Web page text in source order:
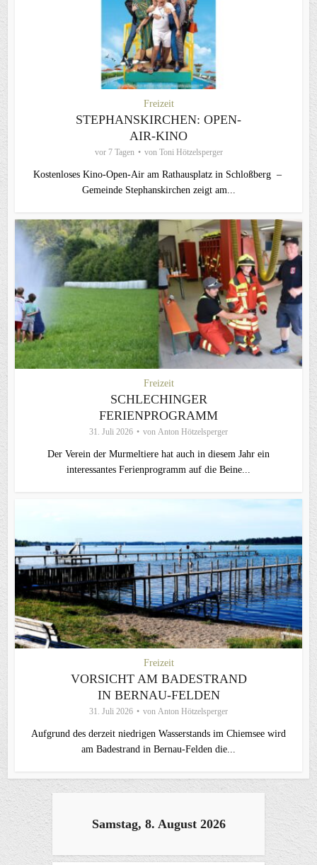
Freizeit
STEPHANSKIRCHEN: OPEN-
AIR-KINO
vor 7 Tagen von Toni Hötzelsperger
Kostenloses Kino-Open-Air am Rathausplatz in Schloßberg –
Gemeinde Stephanskirchen zeigt am...
Freizeit
SCHLECHINGER
FERIENPROGRAMM
31. Juli 2026 von Anton Hötzelsperger
Der Verein der Murmeltiere hat auch in diesem Jahr ein
interessantes Ferienprogramm auf die Beine...
Freizeit
VORSICHT AM BADESTRAND
IN BERNAU-FELDEN
31. Juli 2026 von Anton Hötzelsperger
Aufgrund des derzeit niedrigen Wasserstands im Chiemsee wird
am Badestrand in Bernau-Felden die...
Samstag, 8. August 2026